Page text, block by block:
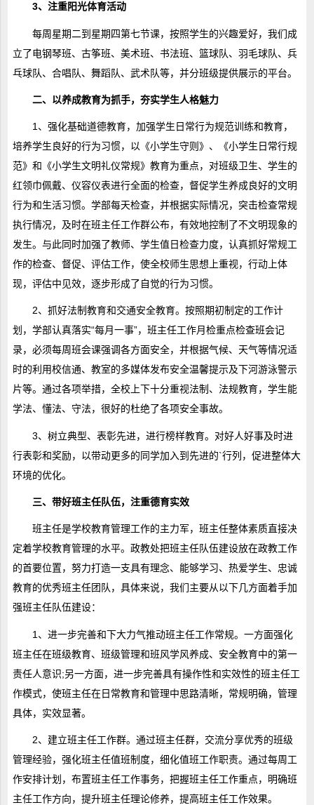
3、注重阳光体育活动
每周星期二到星期四第七节课，按照学生的兴趣爱好，我们成
立了电钢琴班、古筝班、美术班、书法班、篮球队、羽毛球队、兵
乓球队、合唱队、舞蹈队、武术队等，并分班级提供展示的平台。
二、以养成教育为抓手，夯实学生人格魅力
1、强化基础道德教育，加强学生日常行为规范训练和教育，
培养学生良好的行为习惯，以《小学生守则》、《小学生日常行规
范》和《小学生文明礼仪常规》教育为重点，对班级卫生、学生的
红领巾佩戴、仪容仪表进行全面的检查，督促学生养成良好的文明
行为和生活习惯。学部每天检查，并根据实际情况，突击检查常规
执行情况，及时在班主任工作群公布，有效地控制了不文明现象的
发生。与此同时加强了教师、学生值日检查力度，认真抓好常规工
作的检查、督促、评估工作，使全校师生思想上重视，行动上体
现，评估中见效，逐步形成了自觉的行为习惯。
2、抓好法制教育和交通安全教育。按照期初制定的工作计
划，学部认真落实“每月一事”，班主任工作月检重点检查班会记
录，必须每周班会课强调各方面安全，并根据气候、天气等情况适
时的利用校信通、教室的多媒体发布安全温馨提示及下河游泳警示
片等。通过各项举措，全校上下十分重视法制、法规教育，学生能
学法、懂法、守法，很好的杜绝了各项安全事故。
3、树立典型、表彰先进，进行榜样教育。对好人好事及时进
行表彰和奖励，以带动更多的同学加入到先进的`行列，促进整体大
环境的优化。
三、带好班主任队伍，注重德育实效
班主任是学校教育管理工作的主力军，班主任整体素质直接决
定着学校教育管理的水平。政教处把班主任队伍建设放在政教工作
的首要位置，努力打造一支具有理念、能够学习、热爱学生、忠诚
教育的优秀班主任团队，具体来说，我们主要从以下几方面着手加
强班主任队伍建设：
1、进一步完善和下大力气推动班主任工作常规。一方面强化
班主任在班级教育、班级管理和班风学风养成、安全教育中的第一
责任人意识;另一方面，进一步完善具有操作性和实效性的班主任工
作模式，使班主任在日常教育和管理中思路清晰，常规明确，管理
具体，实效显著。
2、建立班主任工作群。通过班主任群，交流分享优秀的班级
管理经验，强化班主任值班制度，细化值班工作职责。通过每周工
作安排计划，布置班主任工作事务，把握班主任工作重点，明确班
主任工作方向，提升班主任理论修养，提高班主任工作效果。